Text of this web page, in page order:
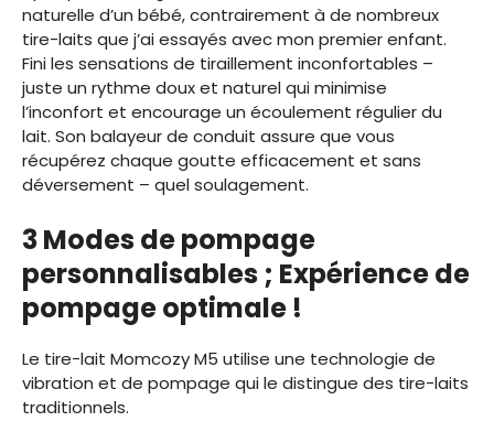
naturelle d’un bébé, contrairement à de nombreux
tire-laits que j’ai essayés avec mon premier enfant.
Fini les sensations de tiraillement inconfortables –
juste un rythme doux et naturel qui minimise
l’inconfort et encourage un écoulement régulier du
lait. Son balayeur de conduit assure que vous
récupérez chaque goutte efficacement et sans
déversement – quel soulagement.
3 Modes de pompage
personnalisables ; Expérience de
pompage optimale !
Le tire-lait Momcozy M5 utilise une technologie de
vibration et de pompage qui le distingue des tire-laits
traditionnels.